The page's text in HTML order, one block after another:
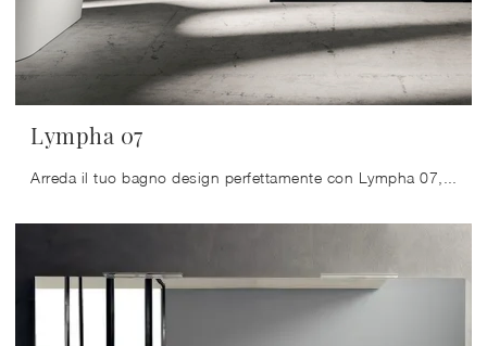
Lympha 07